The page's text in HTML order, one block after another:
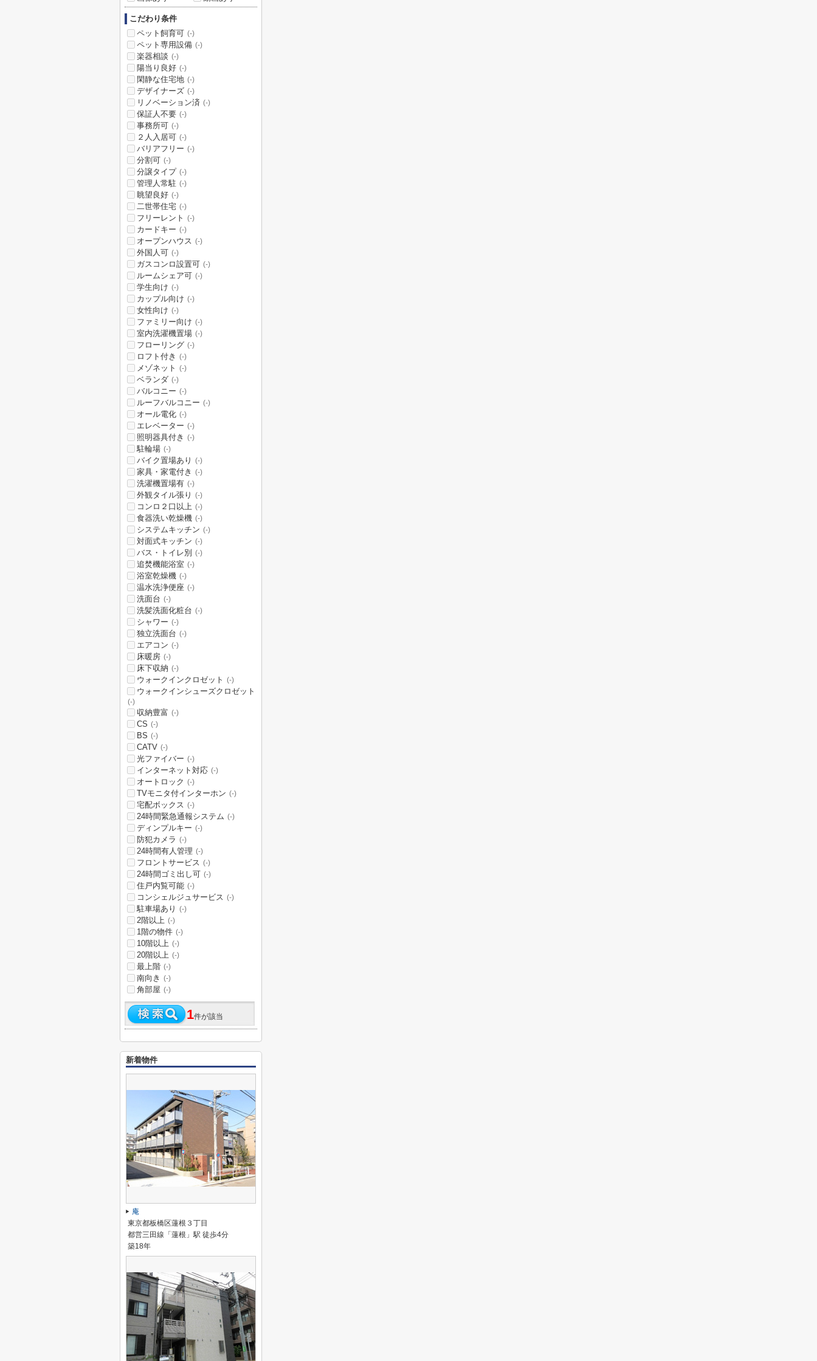
こだわり条件
ペット飼育可 (-)
ペット専用設備 (-)
楽器相談 (-)
陽当り良好 (-)
閑静な住宅地 (-)
デザイナーズ (-)
リノベーション済 (-)
保証人不要 (-)
事務所可 (-)
２人入居可 (-)
バリアフリー (-)
分割可 (-)
分譲タイプ (-)
管理人常駐 (-)
眺望良好 (-)
二世帯住宅 (-)
フリーレント (-)
カードキー (-)
オープンハウス (-)
外国人可 (-)
ガスコンロ設置可 (-)
ルームシェア可 (-)
学生向け (-)
カップル向け (-)
女性向け (-)
ファミリー向け (-)
室内洗濯機置場 (-)
フローリング (-)
ロフト付き (-)
メゾネット (-)
ベランダ (-)
バルコニー (-)
ルーフバルコニー (-)
オール電化 (-)
エレベーター (-)
照明器具付き (-)
駐輪場 (-)
バイク置場あり (-)
家具・家電付き (-)
洗濯機置場有 (-)
外観タイル張り (-)
コンロ２口以上 (-)
食器洗い乾燥機 (-)
システムキッチン (-)
対面式キッチン (-)
バス・トイレ別 (-)
追焚機能浴室 (-)
浴室乾燥機 (-)
温水洗浄便座 (-)
洗面台 (-)
洗髪洗面化粧台 (-)
シャワー (-)
独立洗面台 (-)
エアコン (-)
床暖房 (-)
床下収納 (-)
ウォークインクロゼット (-)
ウォークインシューズクロゼット
(-)
収納豊富 (-)
CS (-)
BS (-)
CATV (-)
光ファイバー (-)
インターネット対応 (-)
オートロック (-)
TVモニタ付インターホン (-)
宅配ボックス (-)
24時間緊急通報システム (-)
ディンプルキー (-)
防犯カメラ (-)
24時間有人管理 (-)
フロントサービス (-)
24時間ゴミ出し可 (-)
住戸内覧可能 (-)
コンシェルジュサービス (-)
駐車場あり (-)
2階以上 (-)
1階の物件 (-)
10階以上 (-)
20階以上 (-)
最上階 (-)
南向き (-)
角部屋 (-)
1件が該当
新着物件
庵
東京都板橋区蓮根３丁目
都営三田線「蓮根」駅 徒歩4分
築18年